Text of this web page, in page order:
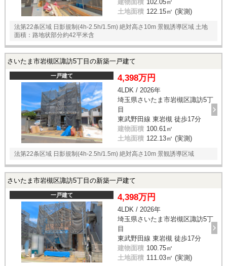
建物面積 102.05㎡
土地面積 122.15㎡ (実測)
法第22条区域 日影規制(4h-2.5h/1.5m) 絶対高さ10m 景観誘導区域 土地
面積：路地状部分約42平米含
さいたま市岩槻区諏訪5丁目の新築一戸建て
一戸建て 4,398万円
4LDK / 2026年
埼玉県さいたま市岩槻区諏訪5丁
目
東武野田線 東岩槻 徒歩17分
建物面積 100.61㎡
土地面積 122.13㎡ (実測)
法第22条区域 日影規制(4h-2.5h/1.5m) 絶対高さ10m 景観誘導区域
さいたま市岩槻区諏訪5丁目の新築一戸建て
一戸建て 4,398万円
4LDK / 2026年
埼玉県さいたま市岩槻区諏訪5丁
目
東武野田線 東岩槻 徒歩17分
建物面積 100.75㎡
土地面積 111.03㎡ (実測)